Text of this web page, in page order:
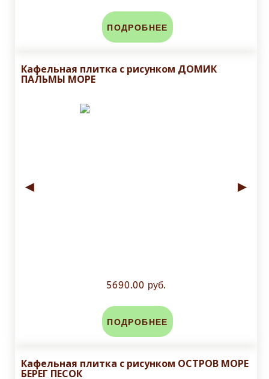
ПОДРОБНЕЕ
Кафельная плитка с рисунком ДОМИК
ПАЛЬМЫ МОРЕ
◄ ►
5690.00 руб.
ПОДРОБНЕЕ
Кафельная плитка с рисунком ОСТРОВ МОРЕ
БЕРЕГ ПЕСОК